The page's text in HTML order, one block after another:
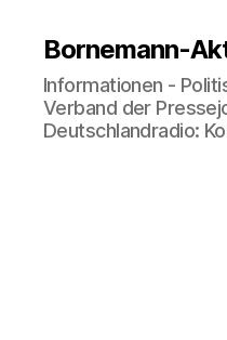
Bornemann-
Informationen -
Verband der
Deutschlandradio: